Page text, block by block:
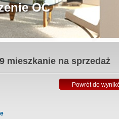
OC
mieszkanie na sprzedaż
Powrót do